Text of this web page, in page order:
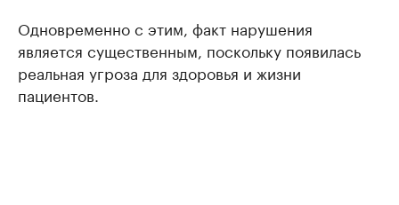
Одновременно с этим, факт нарушения
является существенным, поскольку появилась
реальная угроза для здоровья и жизни
пациентов.